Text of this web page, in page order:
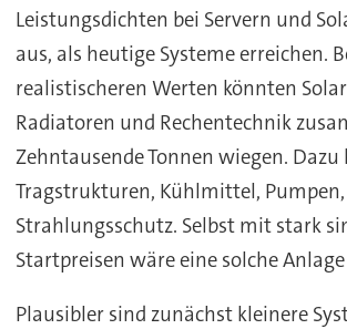
Leistungsdichten bei Servern und
aus, als heutige Systeme erreichen.
realistischeren Werten könnten
Radiatoren und Rechentechnik
Zehntausende Tonnen wiegen. Dazu
Tragstrukturen, Kühlmittel,
Strahlungsschutz. Selbst mit stark
Startpreisen wäre eine solche
Plausibler sind zunächst kleinere